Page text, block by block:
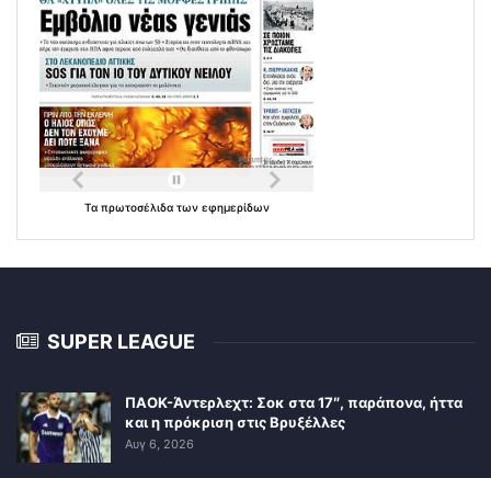
Τα πρωτοσέλιδα των εφημερίδων
SUPER LEAGUE
ΠΑΟΚ-Άντερλεχτ: Σοκ στα 17″, παράπονα, ήττα
και η πρόκριση στις Βρυξέλλες
Αυγ 6, 2026